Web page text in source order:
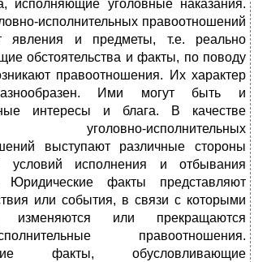
исполняющие уголовные наказания.
исполнительных правоотношений
явления и предметы, т.е. реально
обстоятельства и факты, по поводу
правоотношения. Их характер
Ими могут быть и
интересы и блага. В качестве
уголовно-исполнительных
выступают различные стороны
условий исполнения и отбывания
Юридические факты представляют
или события, в связи с которыми
изменяются или прекращаются
правоотношения.
факты, обусловливающие